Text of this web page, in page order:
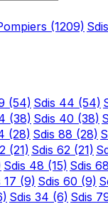
(1209)
(54) Sdis 44 (54)
(38) Sdis 40 (38)
(28) Sdis 88 (28)
(21) Sdis 62 (21)
Sdis 48 (15) Sdis 68
17 (9) Sdis 60 (9)
Sdis 34 (6) Sdis